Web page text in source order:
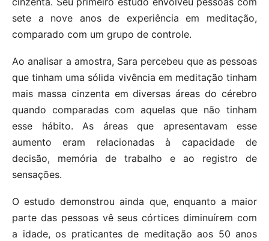
sete a nove anos de experiência em meditação,
comparado com um grupo de controle.
Ao analisar a amostra, Sara percebeu que as pessoas
que tinham uma sólida vivência em meditação tinham
mais massa cinzenta em diversas áreas do cérebro
quando comparadas com aquelas que não tinham
esse hábito. As áreas que apresentavam esse
aumento eram relacionadas à capacidade de
decisão, memória de trabalho e ao registro de
sensações.
O estudo demonstrou ainda que, enquanto a maior
parte das pessoas vê seus córtices diminuírem com
a idade, os praticantes de meditação aos 50 anos